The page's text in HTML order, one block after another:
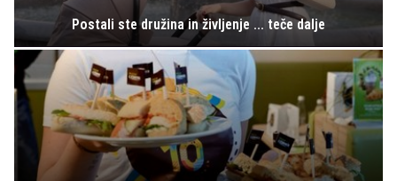
Postali ste družina in življenje ... teče dalje